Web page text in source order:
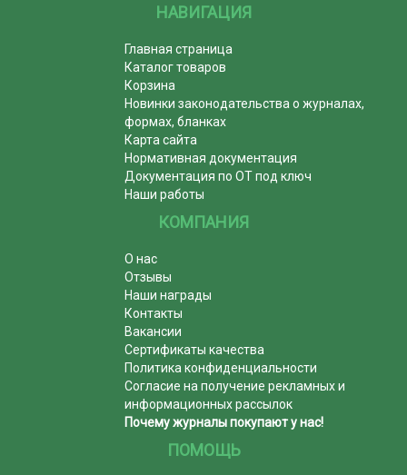
НАВИГАЦИЯ
Главная страница
Каталог товаров
Корзина
Новинки законодательства о журналах,
формах, бланках
Карта сайта
Нормативная документация
Документация по ОТ под ключ
Наши работы
КОМПАНИЯ
О нас
Отзывы
Наши награды
Контакты
Вакансии
Сертификаты качества
Политика конфиденциальности
Согласие на получение рекламных и
информационных рассылок
Почему журналы покупают у нас!
ПОМОЩЬ